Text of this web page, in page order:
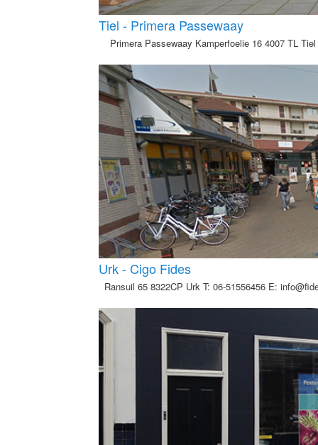
Tiel - Primera Passewaay
Primera Passewaay Kamperfoelie 16 4007 TL
Urk - Cigo Fides
Ransuil 65 8322CP Urk T: 06-51556456 E: